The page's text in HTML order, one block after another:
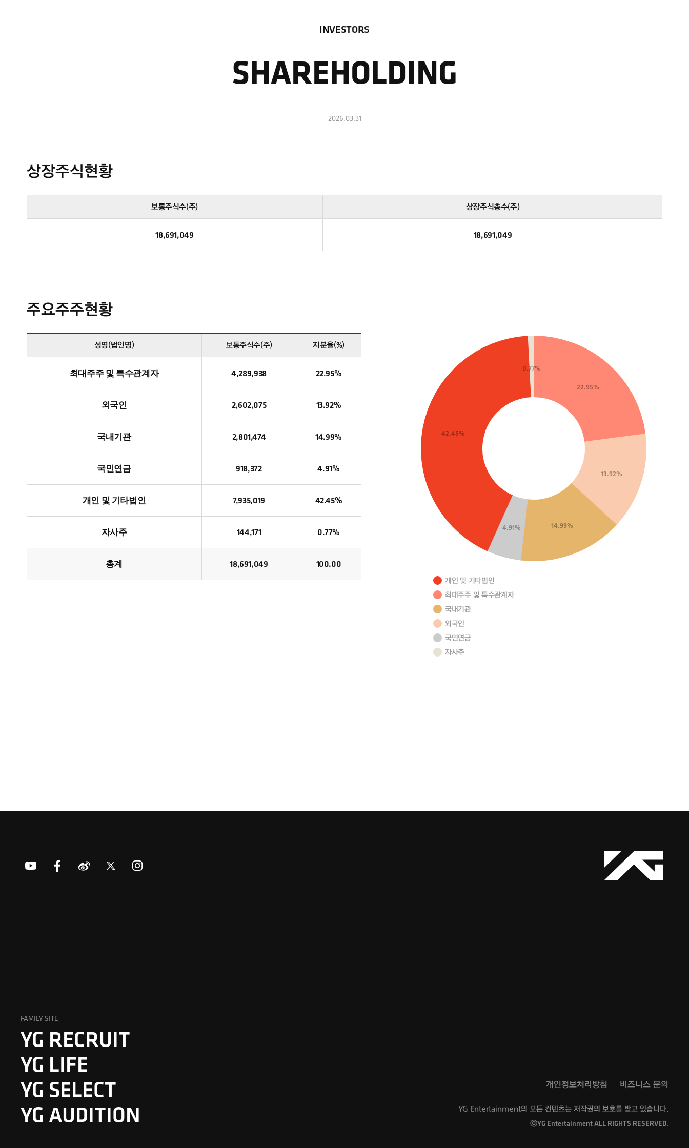
INVESTORS
SHAREHOLDING
2026.03.31
상장주식현황
보통주식수(주) 상장주식총수(주)
18,691,049 18,691,049
주요주주현황
성명(법인명) 보통주식수(주) 지분율(%)
최대주주 및 특수관계자 4,289,938 22.95%
외국인 2,602,075 13.92%
국내기관 2,801,474 14.99%
국민연금 918,372 4.91%
개인 및 기타법인 7,935,019 42.45%
자사주 144,171 0.77%
총계 18,691,049 100.00
22.95%
13.92%
14.99%
4.91%
42.45%
0.77%
개인 및 기타법인
최대주주 및 특수관계자
국내기관
외국인
국민연금
자사주
FAMILY SITE
YG RECRUIT
YG LIFE
YG SELECT
YG AUDITION
개인정보처리방침 비즈니스 문의
YG Entertainment의 모든 컨텐츠는 저작권의 보호를 받고 있습니다.
ⓒYG Entertainment ALL RIGHTS RESERVED.